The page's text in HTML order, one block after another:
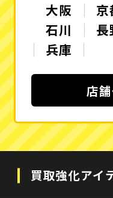
大阪
京
石川
長
兵庫
店
買取強化アイ